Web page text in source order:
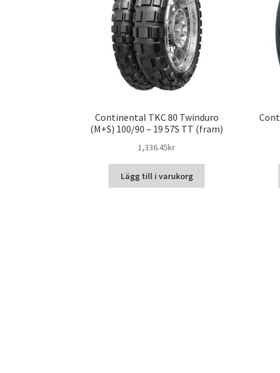
Continental TKC 80 Twinduro
(M+S) 100/90 – 19 57S TT (fram)
1,336.45kr
Lägg till i varukorg